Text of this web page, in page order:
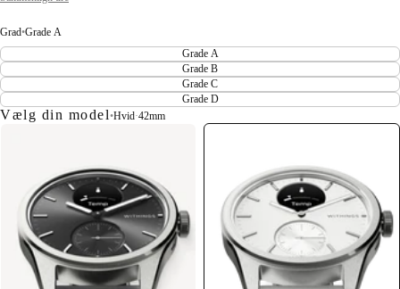
Grad•Grade A
Grade A
Grade B
Grade C
Grade D
Vælg din model•Hvid·42mm